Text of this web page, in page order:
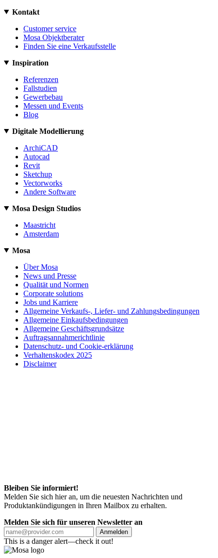
Kontakt
Customer service
Mosa Objektberater
Finden Sie eine Verkaufsstelle
Inspiration
Referenzen
Fallstudien
Gewerbebau
Messen und Events
Blog
Digitale Modellierung
ArchiCAD
Autocad
Revit
Sketchup
Vectorworks
Andere Software
Mosa Design Studios
Maastricht
Amsterdam
Mosa
Über Mosa
News und Presse
Qualität und Normen
Corporate solutions
Jobs und Karriere
Allgemeine Verkaufs-, Liefer- und Zahlungsbedingungen
Allgemeine Einkaufsbedingungen
Allgemeine Geschäftsgrundsätze
Auftragsannahmerichtlinie
Datenschutz- und Cookie-erklärung
Verhaltenskodex 2025
Disclaimer
Bleiben Sie informiert!
Melden Sie sich hier an, um die neuesten Nachrichten und
Produktankündigungen in Ihren Mailbox zu erhalten.
Melden Sie sich für unseren Newsletter an
Anmelden
This is a danger alert—check it out!